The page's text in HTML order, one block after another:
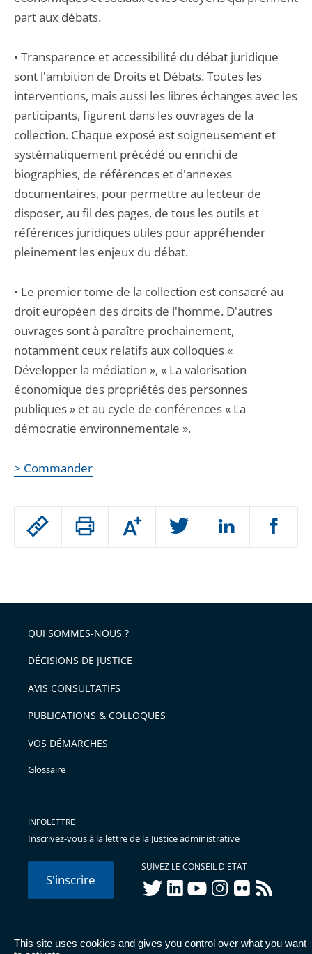
This site uses cookies and gives you control over what you want
Passer
arriver
après
Augmenter
ou
l'article
pour
avant
part aux débats.
• Transparence et accessibilité du débat juridique
sont l'ambition de Droits et Débats. Toutes les
interventions, mais aussi les libres échanges avec les
participants, figurent dans les ouvrages de la
collection. Chaque exposé est soigneusement et
systématiquement précédé ou enrichi de
biographies, de références et d'annexes
documentaires, pour permettre au lecteur de
disposer, au fil des pages, de tous les outils et
références juridiques utiles pour appréhender
pleinement les enjeux du débat.
• Le premier tome de la collection est consacré au
droit européen des droits de l'homme. D'autres
ouvrages sont à paraître prochainement,
notamment ceux relatifs aux colloques «
Développer la médiation », « La valorisation
économique des propriétés des personnes
publiques » et au cycle de conférences « La
démocratie environnementale ».
> Commander
QUI SOMMES-NOUS ?
DÉCISIONS DE JUSTICE
AVIS CONSULTATIFS
PUBLICATIONS & COLLOQUES
VOS DÉMARCHES
Glossaire
INFOLETTRE
Inscrivez-vous à la lettre de la Justice administrative
S'inscrire
SUIVEZ LE CONSEIL D'ETAT
twitterlinkedInyoutubeinstagram
flickr rss